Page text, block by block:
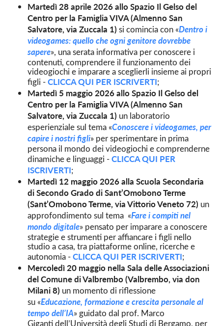
Martedì 28 aprile 2026 allo Spazio Il Gelso del
Centro per la Famiglia VIVA (Almenno San
Salvatore, via Zuccala 1) si comincia con «Dentro i
videogames: quello che ogni genitore dovrebbe
sapere», una serata informativa per conoscere i
contenuti, comprendere il funzionamento dei
videogiochi e imparare a sceglierli insieme ai propri
figli -CLICCA QUI PER ISCRIVERTI;
Martedì 5 maggio 2026allo Spazio Il Gelso del
Centro per la Famiglia VIVA (Almenno San
Salvatore, via Zuccala 1) un laboratorio
esperienziale sul tema «Conoscere i videogames, per
capire i nostri figli» per sperimentare in prima
persona il mondo dei videogiochi e comprenderne
dinamiche e linguaggi -CLICCA QUI PER
ISCRIVERTI;
Martedì 12 maggio 2026 alla Scuola Secondaria
di Secondo Grado di Sant’Omobono Terme
(Sant’Omobono Terme, via Vittorio Veneto 72) un
approfondimento sul tema «Fare i compiti nel
mondo digitale» pensato per imparare a conoscere
strategie e strumenti per affiancare i figli nello
studio a casa, tra piattaforme online, ricerche e
autonomia -CLICCA QUI PER ISCRIVERTI;
Mercoledì 20 maggio nella Sala delle Associazioni
del Comune di Valbrembo (Valbrembo, via don
Milani 8) un momento di riflessione
su «Educazione, formazione e crescita personale al
tempo dell’IA» guidato dal prof. Marco
Giganti dell’Università degli Studi di Bergamo, per